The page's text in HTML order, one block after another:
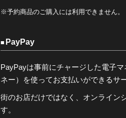
※予約商品のご購入には利用できません。
PayPay
PayPayは事前にチャージした電子
ネー）を使ってお支払いができるサ
街のお店だけではなく、オンライン
す。